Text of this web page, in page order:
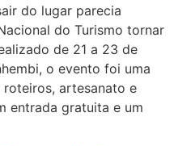
do lugar parecia
do Turismo tornar
de 21 a 23 de
o evento foi uma
artesanato e
entrada gratuita e um